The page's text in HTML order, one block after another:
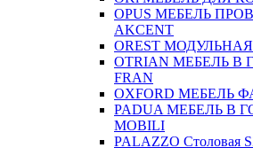
OPUS МЕБЕЛЬ
AKCENT
OREST
OTRIAN МЕБЕЛЬ В
FRAN
OXFORD МЕБЕЛЬ
PADUA МЕБЕЛЬ В
MOBILI
PALAZZO Столовая